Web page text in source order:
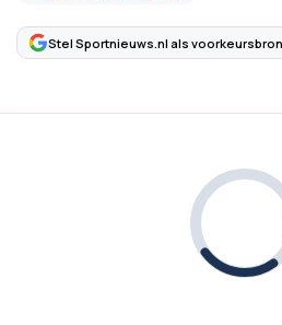
Stel Sportnieuws.nl als